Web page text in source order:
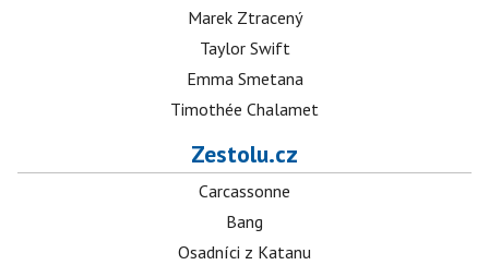
Marek Ztracený
Taylor Swift
Emma Smetana
Timothée Chalamet
Zestolu.cz
Carcassonne
Bang
Osadníci z Katanu